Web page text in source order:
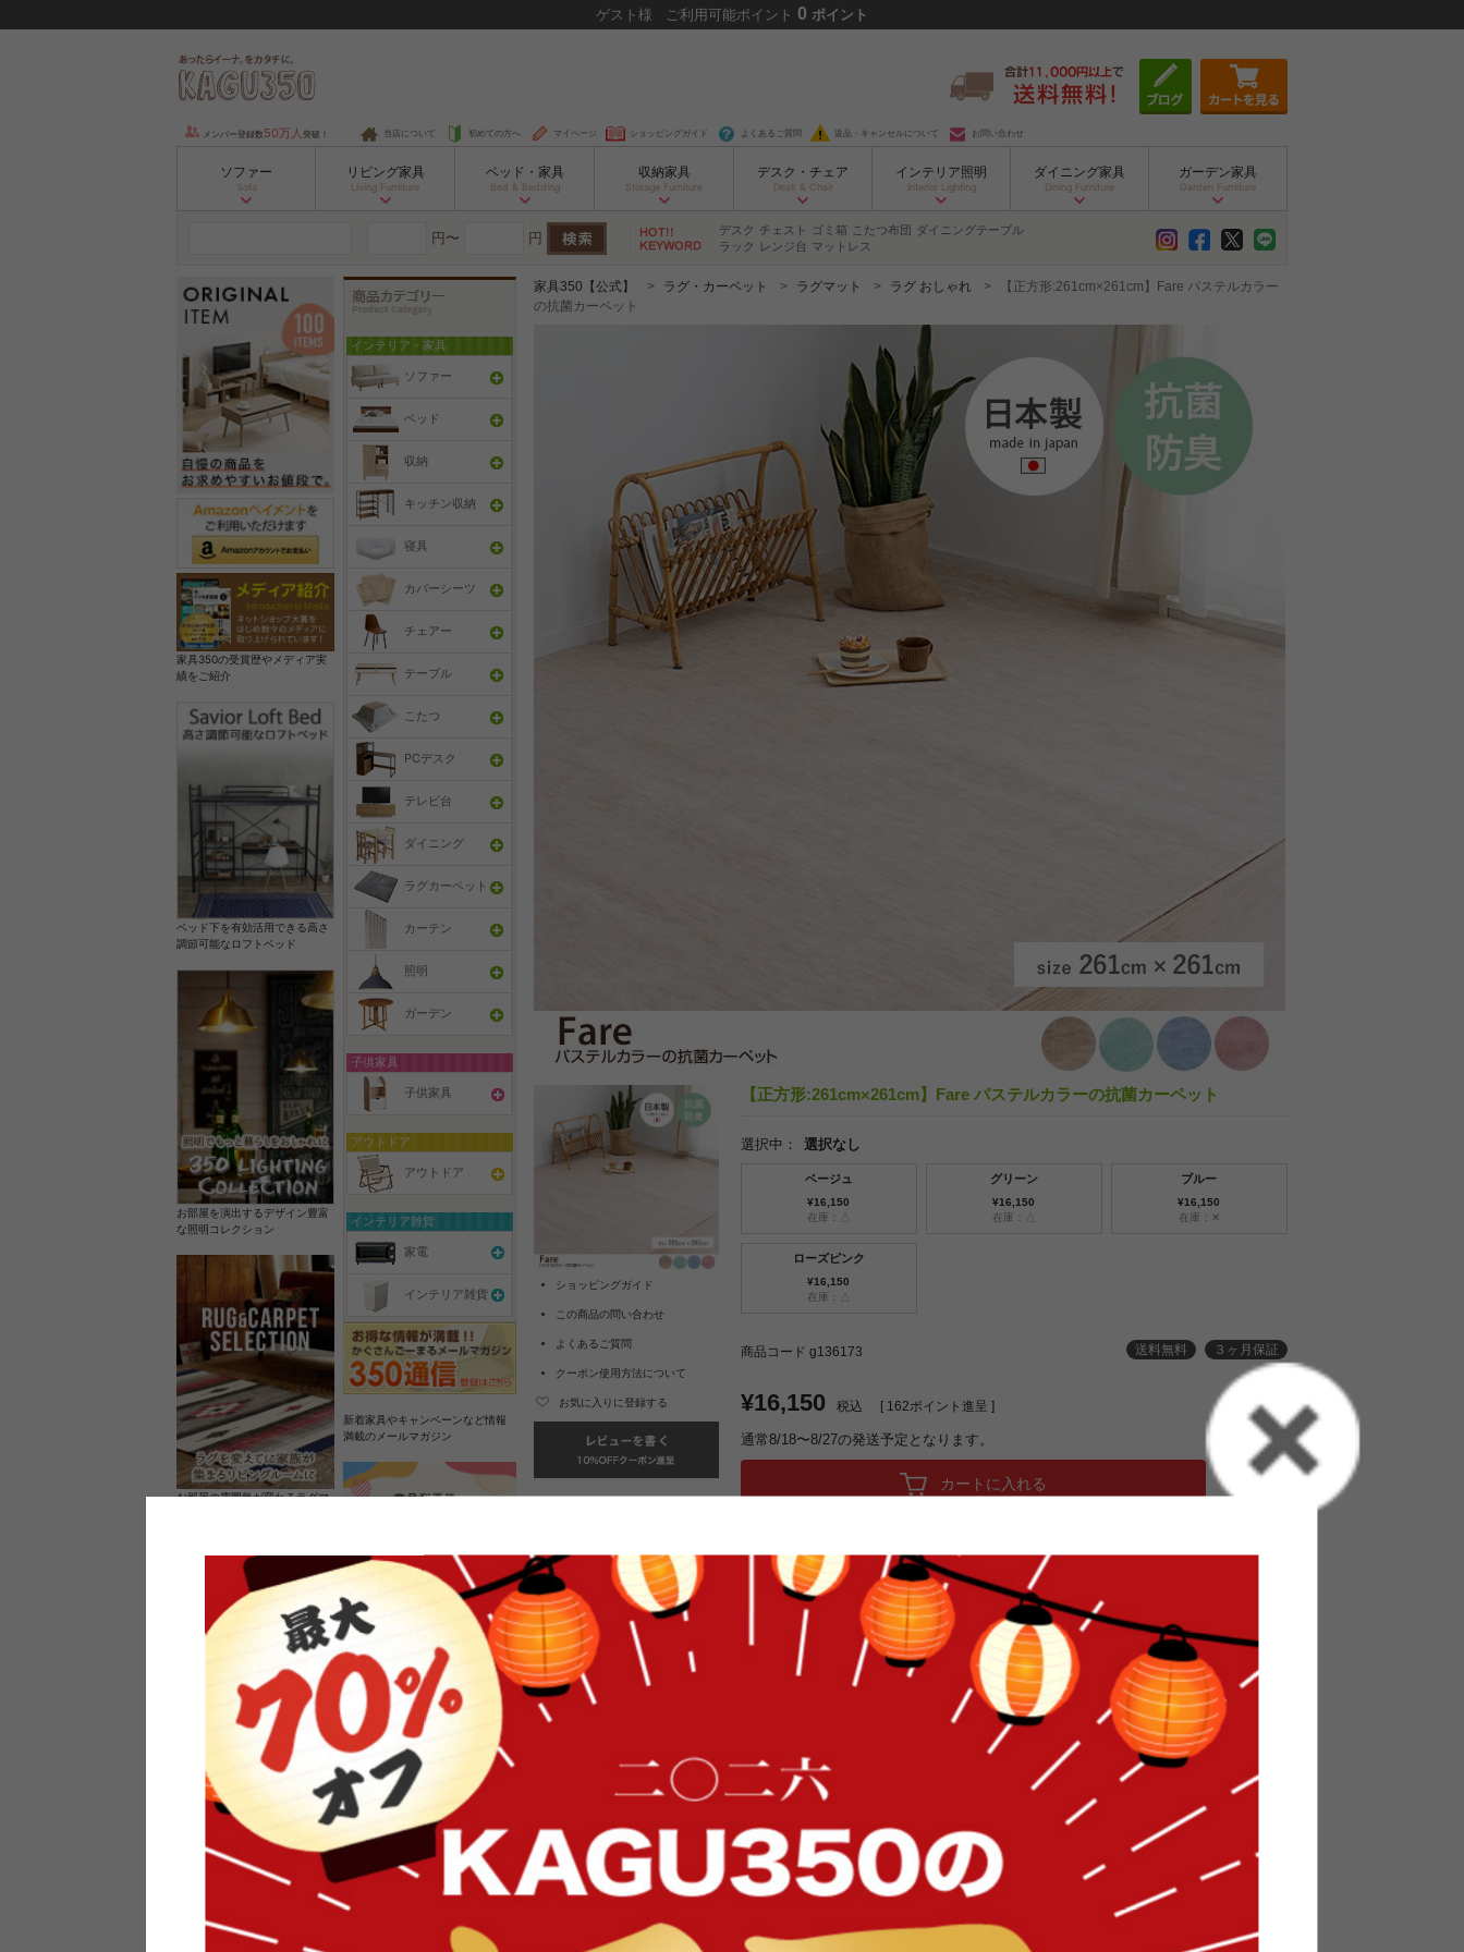
ゲスト 様 ご利用可能ポイント 0 ポイント
メンバー登録数 50万人 突破！ 当店について 初めての方へ マイページ ショッピングガイド よくあるご質問 返品・キャンセルについて お問い合わせ
ソファー
Sofa
リビング家具
Living Furniture
ベッド・家具
Bed & Bedding
収納家具
Storage Furniture
デスク・チェア
Desk & Chair
インテリア照明
Interior Lighting
ダイニング家具
Dining Furniture
ガーデン家具
Garden Furniture
円〜 円 デスク チェスト ゴミ箱 こたつ布団 ダイニングテーブル
ラック レンジ台 マットレス
家具350の受賞歴やメディア実
績をご紹介
ベッド下を有効活用できる高さ
調節可能なロフトベッド
お部屋を演出するデザイン豊富
な照明コレクション
お部屋の雰囲気が変わるラグマ
素材の良さを活かしたウッドソ
ケットのペンダントライト
インフォメーション
よくあるご質問
インテリア・家具
ソファー
ベッド
収納
キッチン収納
寝具
カバーシーツ
チェアー
テーブル
こたつ
PCデスク
テレビ台
ダイニング
ラグカーペット
カーテン
照明
ガーデン
子供家具
子供家具
アウトドア
アウトドア
インテリア雑貨
家電
インテリア雑貨
新着家具やキャンペーンなど情報
満載のメールマガジン
家具のレビューを書くと10%OFFク
ーポンプレゼント
オフィスやモデルハウスなどイン
家具350【公式】 ラグ・カーペット ラグマット ラグ おしゃれ
【正方形:261cm×261cm】Fare パステルカラー
の抗菌カーペット
ショッピングガイド
この商品の問い合わせ
よくあるご質問
クーポン使用方法について
お気に入りに登録する
【正方形:261cm×261cm】Fare パステルカラーの抗菌カーペット
選択中： 選択なし
ベージュ
¥16,150
在庫：△
グリーン
¥16,150
在庫：△
ブルー
¥16,150
在庫：✕
ローズピンク
¥16,150
在庫：△
商品コード g136173 送料無料 ３ヶ月保証
¥16,150 税込 [ 162ポイント進呈 ]
通常8/18〜8/27の発送予定となります。
カートに入れる
261×261 江戸間4.5帖 畳 抗菌 防臭加工 パステル 子供 キッズ 赤ちゃん ペット カット
タイプ 汚れにくい お手入れ簡単 日本製 made in japan ラグ カットパイル 床暖房 ホ
ットカーペット対応 ふかふか 犬
敷くだけでお部屋がぱっと明るくなるパステルカラーの『Fare(ファーレ)』日本製抗菌
カーペット。肌ざわりの良いふわふわカーペットです。表面のパイルはカットされて
いるので、ペットのいるご家庭でも爪が引っかからず安心してお使いいただけます。
生地は、ポリエステルにアクリルを2%入れることで、まだらミックス感をだし汚れを
目立ちにくくしました。大きさは、江戸間3帖から10帖までと幅広いサイズ展開なので
部屋全体に敷き詰めたり、大きめのラグとしても使用可能です。